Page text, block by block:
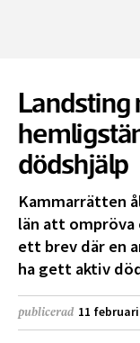
Landsting
dödshjälp
Kammarrätten
län att
ett brev där en
ha gett aktiv
publicerad 11 februari